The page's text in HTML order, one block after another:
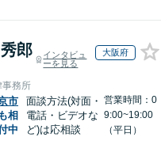
郎
インタビュ
ーを見る
大阪府
事務所
市
相
中
面談方法(対面・
電話・ビデオな
ど)は応相談
営業時間：0
9:00~19:00
（平日）